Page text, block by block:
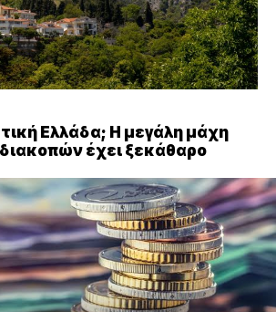
Ελλάδα; Η μεγάλη μάχη
έχει ξεκάθαρο